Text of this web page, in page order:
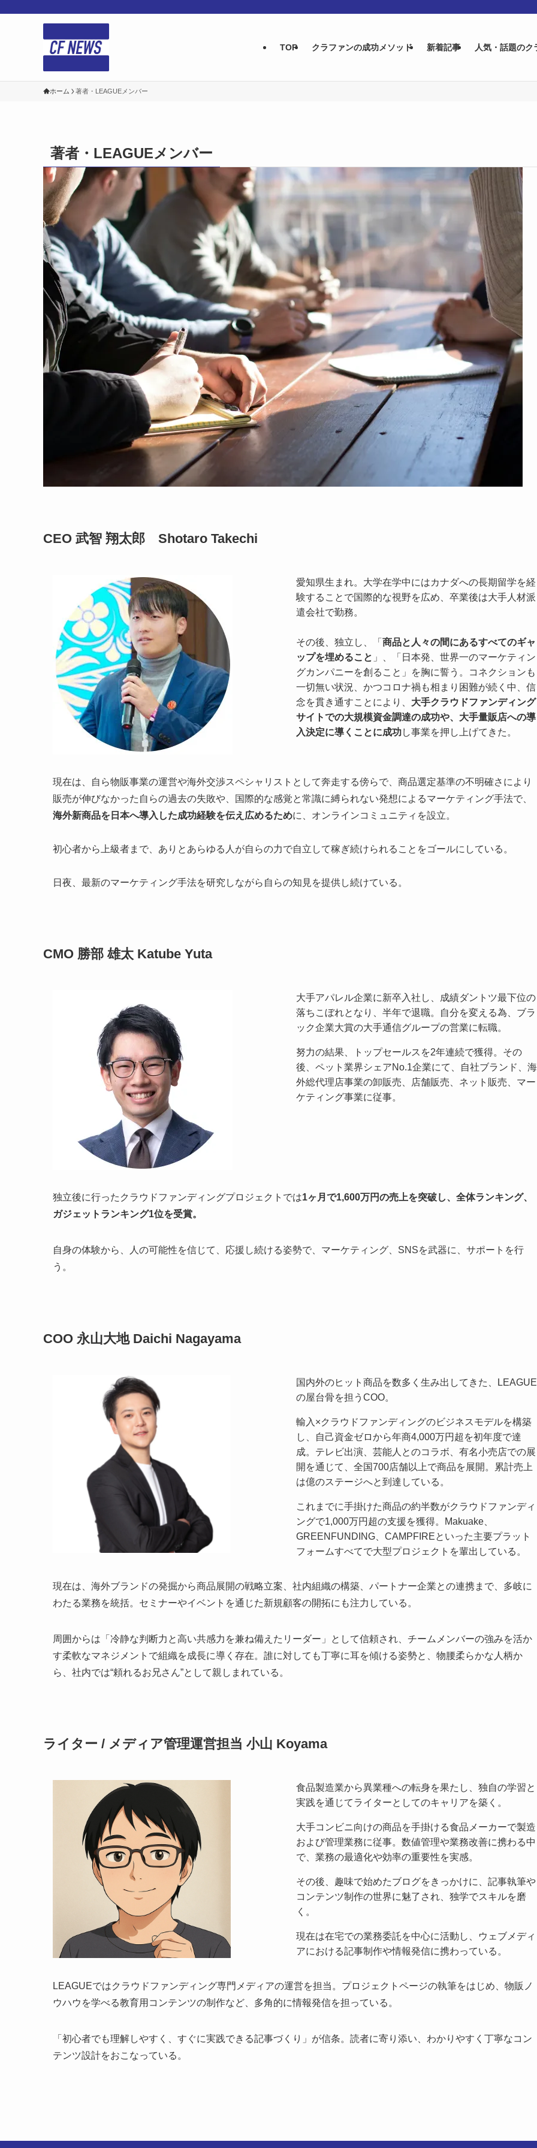
TOP クラファンの成功メソッド 新着記事 人気・話題のク
ホーム 著者・LEAGUEメンバー
著者・LEAGUEメンバー
CEO 武智 翔太郎 Shotaro Takechi
愛知県生まれ。大学在学中にはカナダへの長期留学を経
験することで国際的な視野を広め、卒業後は大手人材派
遣会社で勤務。
その後、独立し、「 商品と人々の間にあるすべてのギャ
ップを埋めること 」、「日本発、世界一のマーケティン
グカンパニーを創ること」を胸に誓う。コネクションも
一切無い状況、かつコロナ禍も相まり困難が続く中、信
念を貫き通すことにより、 大手クラウドファンディング
サイトでの大規模資金調達の成功や、大手量販店への導
入決定に導くことに成功し事業を押し上げてきた。
現在は、自ら物販事業の運営や海外交渉スペシャリストとして奔走する傍らで、商品選定基準の不明確さにより
販売が伸びなかった自らの過去の失敗や、国際的な感覚と常識に縛られない発想によるマーケティング手法で、
海外新商品を日本へ導入した成功経験を伝え広めるために、オンラインコミュニティを設立。
初心者から上級者まで、ありとあらゆる人が自らの力で自立して稼ぎ続けられることをゴールにしている。
日夜、最新のマーケティング手法を研究しながら自らの知見を提供し続けている。
CMO 勝部 雄太 Katube Yuta
大手アパレル企業に新卒入社し、成績ダントツ最下位の
落ちこぼれとなり、半年で退職。自分を変える為、ブラ
ック企業大賞の大手通信グループの営業に転職。
努力の結果、トップセールスを2年連続で獲得。その
後、ペット業界シェアNo.1企業にて、自社ブランド、海
外総代理店事業の卸販売、店舗販売、ネット販売、マー
ケティング事業に従事。
独立後に行ったクラウドファンディングプロジェクトでは1ヶ月で1,600万円の売上を突破し、全体ランキング、
ガジェットランキング1位を受賞。
自身の体験から、人の可能性を信じて、応援し続ける姿勢で、マーケティング、SNSを武器に、サポートを行
う。
COO 永山大地 Daichi Nagayama
国内外のヒット商品を数多く生み出してきた、LEAGUE
の屋台骨を担うCOO。
輸入×クラウドファンディングのビジネスモデルを構築
し、自己資金ゼロから年商4,000万円超を初年度で達
成。テレビ出演、芸能人とのコラボ、有名小売店での展
開を通じて、全国700店舗以上で商品を展開。累計売上
は億のステージへと到達している。
これまでに手掛けた商品の約半数がクラウドファンディ
ングで1,000万円超の支援を獲得。Makuake、
GREENFUNDING、CAMPFIREといった主要プラット
フォームすべてで大型プロジェクトを輩出している。
現在は、海外ブランドの発掘から商品展開の戦略立案、社内組織の構築、パートナー企業との連携まで、多岐に
わたる業務を統括。セミナーやイベントを通じた新規顧客の開拓にも注力している。
周囲からは「冷静な判断力と高い共感力を兼ね備えたリーダー」として信頼され、チームメンバーの強みを活か
す柔軟なマネジメントで組織を成長に導く存在。誰に対しても丁寧に耳を傾ける姿勢と、物腰柔らかな人柄か
ら、社内では“頼れるお兄さん”として親しまれている。
ライター / メディア管理運営担当 小山 Koyama
食品製造業から異業種への転身を果たし、独自の学習と
実践を通じてライターとしてのキャリアを築く。
大手コンビニ向けの商品を手掛ける食品メーカーで製造
および管理業務に従事。数値管理や業務改善に携わる中
で、業務の最適化や効率の重要性を実感。
その後、趣味で始めたブログをきっかけに、記事執筆や
コンテンツ制作の世界に魅了され、独学でスキルを磨
く。
現在は在宅での業務委託を中心に活動し、ウェブメディ
アにおける記事制作や情報発信に携わっている。
LEAGUEではクラウドファンディング専門メディアの運営を担当。プロジェクトページの執筆をはじめ、物販ノ
ウハウを学べる教育用コンテンツの制作など、多角的に情報発信を担っている。
「初心者でも理解しやすく、すぐに実践できる記事づくり」が信条。読者に寄り添い、わかりやすく丁寧なコン
テンツ設計をおこなっている。